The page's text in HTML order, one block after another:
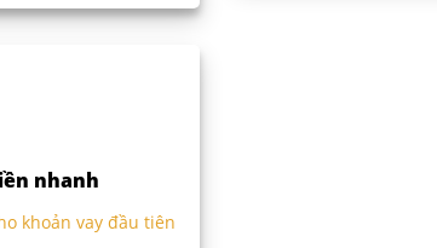
nhanh
khoản vay đầu tiên